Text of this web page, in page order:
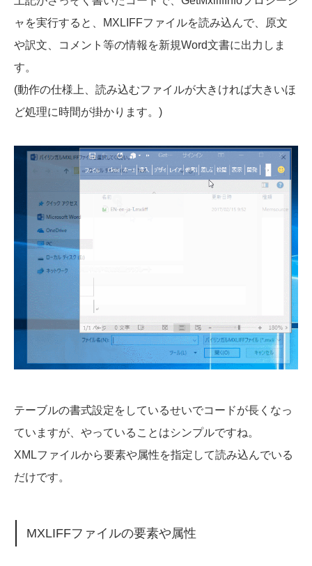
ャを実行すると、MXLIFFファイルを読み込んで、原文
や訳文、コメント等の情報を新規Word文書に出力しま
す。
(動作の仕様上、読み込むファイルが大きければ大きいほ
ど処理に時間が掛かります。)
テーブルの書式設定をしているせいでコードが長くなっ
ていますが、やっていることはシンプルですね。
XMLファイルから要素や属性を指定して読み込んでいる
だけです。
MXLIFFファイルの要素や属性